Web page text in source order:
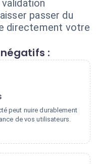
passer du
directement votre
:
peut nuire durablement
de vos utilisateurs.